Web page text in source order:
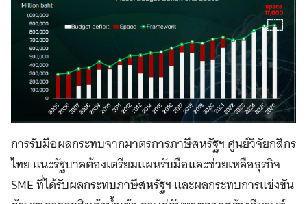
การรับมือผลกระทบจากมาตรการภาษีสหรัฐฯศูนย์วิจัยกสิกร
ไทย แนะรัฐบาลต้องเตรียมแผนรับมือและช่วยเหลือธุรกิจ
SME ที่ได้รับผลกระทบภาษีสหรัฐฯ และผลกระทบการแข่งขัน